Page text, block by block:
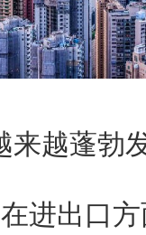
越蓬勃
进出口